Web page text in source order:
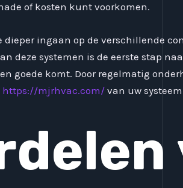
of kosten kunt voorkomen.
dieper ingaan op de verschillende
deze systemen is de eerste stap
goede komt. Door regelmatig
https://mjrhvac.com/ van uw